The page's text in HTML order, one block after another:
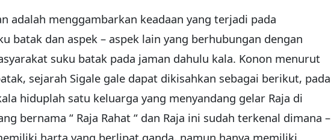
adalah menggambarkan keadaan yang terjadi pada
batak dan aspek – aspek lain yang berhubungan dengan
suku batak pada jaman dahulu kala. Konon menurut
sejarah Sigale gale dapat dikisahkan sebagai berikut, pada
hiduplah satu keluarga yang menyandang gelar Raja di
bernama “ Raja Rahat “ dan Raja ini sudah terkenal dimana –